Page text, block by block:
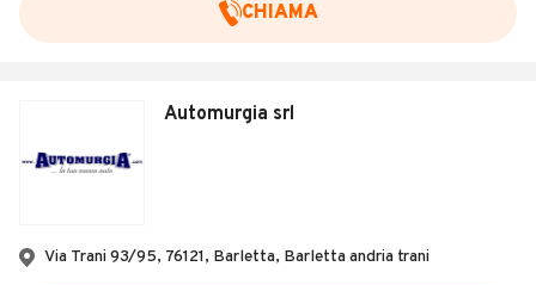
CHIAMA
Automurgia srl
Via Trani 93/95, 76121, Barletta, Barletta andria trani